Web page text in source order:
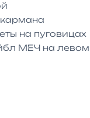
на пуговицах
МЕЧ на левом